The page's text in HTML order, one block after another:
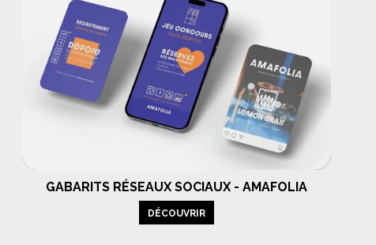
GABARITS RÉSEAUX SOCIAUX - AMAFOLIA
DÉCOUVRIR